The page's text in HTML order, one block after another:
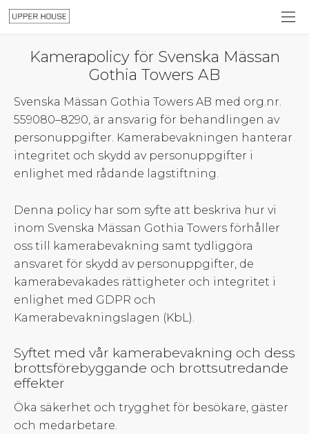
Kamerapolicy för Svenska Mässan
Gothia Towers AB
Svenska Mässan Gothia Towers AB med org.nr.
559080–8290, är ansvarig för behandlingen av
personuppgifter. Kamerabevakningen hanterar
integritet och skydd av personuppgifter i
enlighet med rådande lagstiftning.
Denna policy har som syfte att beskriva hur vi
inom Svenska Mässan Gothia Towers förhåller
oss till kamerabevakning samt tydliggöra
ansvaret för skydd av personuppgifter, de
kamerabevakades rättigheter och integritet i
enlighet med GDPR och
Kamerabevakningslagen (KbL).
Syftet med vår kamerabevakning och dess
brottsförebyggande och brottsutredande
effekter
Öka säkerhet och trygghet för besökare, gäster
och medarbetare.